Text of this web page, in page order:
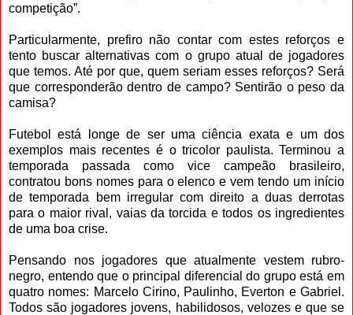
competição”.
Particularmente, prefiro não contar com estes reforços e
tento buscar alternativas com o grupo atual de jogadores
que temos. Até por que, quem seriam esses reforços? Será
que corresponderão dentro de campo? Sentirão o peso da
camisa?
Futebol está longe de ser uma ciência exata e um dos
exemplos mais recentes é o tricolor paulista. Terminou a
temporada passada como vice campeão brasileiro,
contratou bons nomes para o elenco e vem tendo um início
de temporada bem irregular com direito a duas derrotas
para o maior rival, vaias da torcida e todos os ingredientes
de uma boa crise.
Pensando nos jogadores que atualmente vestem rubro-
negro, entendo que o principal diferencial do grupo está em
quatro nomes: Marcelo Cirino, Paulinho, Everton e Gabriel.
Todos são jogadores jovens, habilidosos, velozes e que se